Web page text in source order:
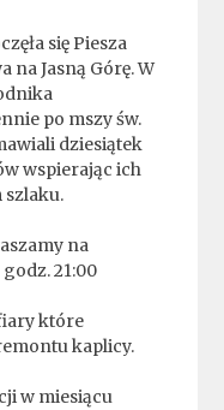
się Piesza
na Jasną Górę. W
po mszy św.
dziesiątek
wspierając ich
na
21:00
które
kaplicy.
w miesiącu